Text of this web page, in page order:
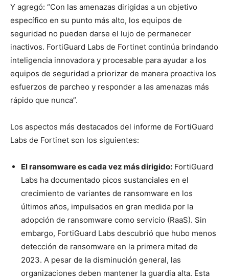
Y agregó: “Con las amenazas dirigidas a un objetivo
específico en su punto más alto, los equipos de
seguridad no pueden darse el lujo de permanecer
inactivos. FortiGuard Labs de Fortinet continúa brindando
inteligencia innovadora y procesable para ayudar a los
equipos de seguridad a priorizar de manera proactiva los
esfuerzos de parcheo y responder a las amenazas más
rápido que nunca”.
Los aspectos más destacados del informe de FortiGuard
Labs de Fortinet son los siguientes:
El ransomware es cada vez más dirigido: FortiGuard
Labs ha documentado picos sustanciales en el
crecimiento de variantes de ransomware en los
últimos años, impulsados en gran medida por la
adopción de ransomware como servicio (RaaS). Sin
embargo, FortiGuard Labs descubrió que hubo menos
detección de ransomware en la primera mitad de
2023. A pesar de la disminución general, las
organizaciones deben mantener la guardia alta. Esta